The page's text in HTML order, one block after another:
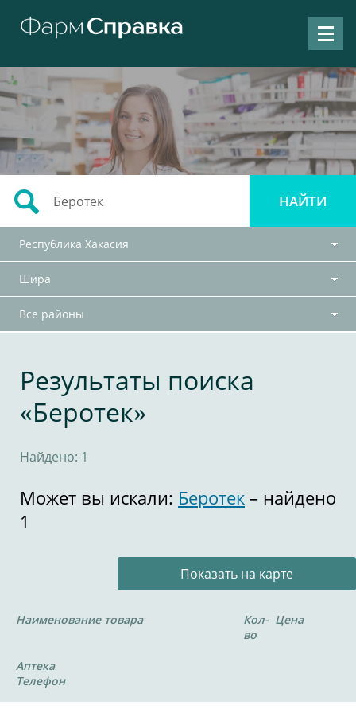
Республика Хакасия
Шира
Все районы
Результаты поиска
«Беротек»
Найдено: 1
Может вы искали: Беротек – найдено
1
Показать на карте
Наименование товара
Кол-
во
Цена
Аптека
Телефон